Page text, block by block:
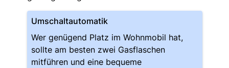
Umschaltautomatik
Wer genügend Platz im Wohnmobil hat,
sollte am besten zwei Gasflaschen
mitführen und eine bequeme